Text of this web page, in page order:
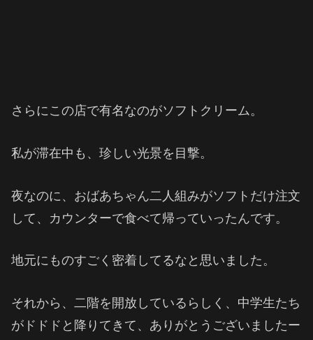
さらにこの店で有名なのがソフトクリーム。
私が滞在中も、珍しい光景を目撃。
夜なのに、おばあちゃん二人組みがソフトだけ注文
して、カウンターで食べて帰っていったんです。
地元にものすごく密着してるなと思いました。
それから、二階を開放しているらしく、中学生たち
がドドドと降りてきて、ありがとうございましたー